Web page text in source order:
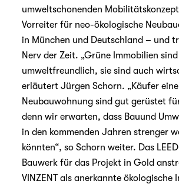
umweltschonenden Mobilitätskonzept
Vorreiter für neo-ökologische
in München und Deutschland – und
Nerv der Zeit. „Grüne Immobilien
umweltfreundlich, sie sind auch
erläutert Jürgen Schorn. „Käufer
Neubauwohnung sind gut gerüstet
denn wir erwarten, dass Bauund
in den kommenden Jahren strenger
könnten“, so Schorn weiter. Das
Bauwerk für das Projekt in Gold
VINZENT als anerkannte ökologische